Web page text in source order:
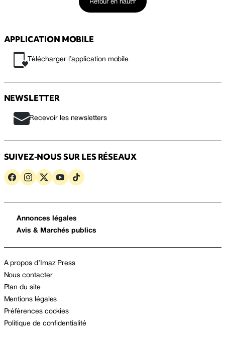
Retour en haut
APPLICATION MOBILE
Télécharger l’application mobile
NEWSLETTER
Recevoir les newsletters
SUIVEZ-NOUS SUR LES RÉSEAUX
Annonces légales
Avis & Marchés publics
A propos d’Imaz Press
Nous contacter
Plan du site
Mentions légales
Préférences cookies
Politique de confidentialité